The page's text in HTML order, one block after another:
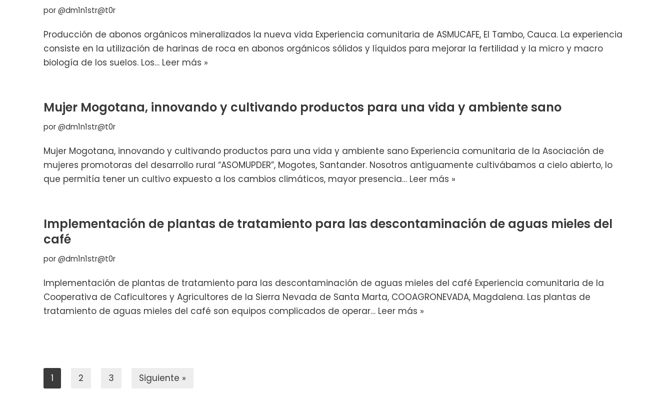
por@dm1n1str@t0r
Producción de abonos orgánicos mineralizados la nueva vida Experiencia comunitaria de ASMUCAFE, El Tambo, Cauca. La experiencia
consiste en la utilización de harinas de roca en abonos orgánicos sólidos y líquidos para mejorar la fertilidad y la micro y macro
biología de los suelos. Los… Leer más »
Mujer Mogotana, innovando y cultivando productos para una vida y ambiente sano
por@dm1n1str@t0r
Mujer Mogotana, innovando y cultivando productos para una vida y ambiente sano Experiencia comunitaria de la Asociación de
mujeres promotoras del desarrollo rural “ASOMUPDER”, Mogotes, Santander. Nosotros antiguamente cultivábamos a cielo abierto, lo
que permitía tener un cultivo expuesto a los cambios climáticos, mayor presencia… Leer más »
Implementación de plantas de tratamiento para las descontaminación de aguas mieles del
café
por@dm1n1str@t0r
Implementación de plantas de tratamiento para las descontaminación de aguas mieles del café Experiencia comunitaria de la
Cooperativa de Caficultores y Agricultores de la Sierra Nevada de Santa Marta, COOAGRONEVADA, Magdalena. Las plantas de
tratamiento de aguas mieles del café son equipos complicados de operar… Leer más »
1 2 3 Siguiente »